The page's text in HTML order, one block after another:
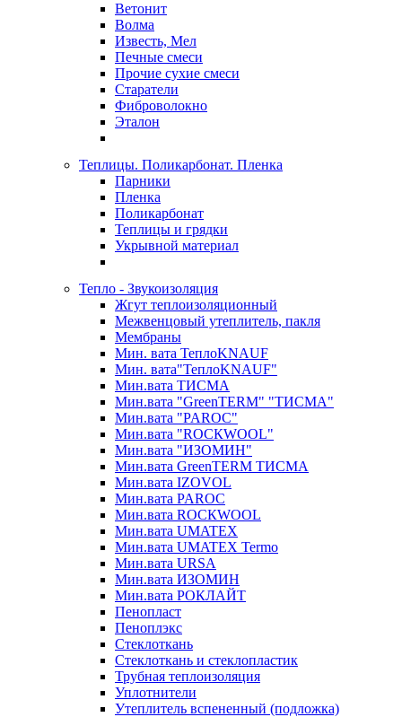
Ветонит
Волма
Известь, Мел
Печные смеси
Прочие сухие смеси
Старатели
Фиброволокно
Эталон
Теплицы. Поликарбонат. Пленка
Парники
Пленка
Поликарбонат
Теплицы и грядки
Укрывной материал
Тепло - Звукоизоляция
Жгут теплоизоляционный
Межвенцовый утеплитель, пакля
Мембраны
Мин. вата ТеплоKNAUF
Мин. вата"ТеплоKNAUF"
Мин.вата ТИСМА
Мин.вата "GreenTERM" "ТИСМА"
Мин.вата "PAROC"
Мин.вата "ROCКWOOL"
Мин.вата "ИЗОМИН"
Мин.вата GreenTERM ТИСМА
Мин.вата IZOVOL
Мин.вата PAROC
Мин.вата ROCКWOOL
Мин.вата UMATEX
Мин.вата UMATEX Termo
Мин.вата URSA
Мин.вата ИЗОМИН
Мин.вата РОКЛАЙТ
Пенопласт
Пеноплэкс
Стеклоткань
Стеклоткань и стеклопластик
Трубная теплоизоляция
Уплотнители
Утеплитель вспененный (подложка)